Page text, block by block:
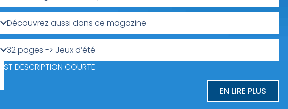
Découvrez aussi dans ce magazine
32 pages -> Jeux d’été
TEST DESCRIPTION COURTE
EN LIRE PLUS